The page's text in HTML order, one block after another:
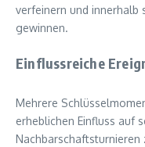
verfeinern und innerhalb
gewinnen.
Einflussreiche
Mehrere
erheblichen Einfluss auf